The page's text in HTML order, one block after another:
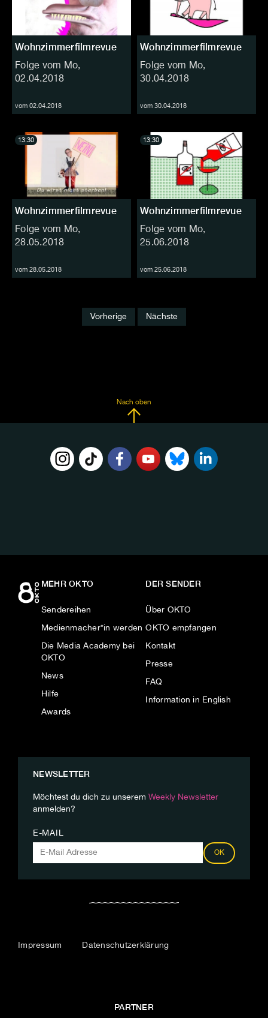
Wohnzimmerfilmrevue
Folge vom Mo,
02.04.2018
vom 02.04.2018
Wohnzimmerfilmrevue
Folge vom Mo,
30.04.2018
vom 30.04.2018
Wohnzimmerfilmrevue
Folge vom Mo,
28.05.2018
vom 28.05.2018
13:30
Wohnzimmerfilmrevue
Folge vom Mo,
25.06.2018
vom 25.06.2018
13:30
Vorherige Nächste
Nach oben
MEHR OKTO
Sendereihen
Medienmacher*in werden
Die Media Academy bei
OKTO
News
Hilfe
Awards
DER SENDER
Über OKTO
OKTO empfangen
Kontakt
Presse
FAQ
Information in English
NEWSLETTER
Möchtest du dich zu unserem Weekly Newsletter
anmelden?
E-MAIL
OK
Impressum Datenschutzerklärung
PARTNER